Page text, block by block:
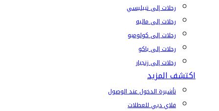
رحلات إلى تبيليسي
رحلات إلى ماليه
رحلات إلى كولومبو
رحلات إلى باكو
رحلات إلى زنجبار
اكتشف المزيد
تأشيرة الدخول عند الوصول
فلاي دبي للعطلات